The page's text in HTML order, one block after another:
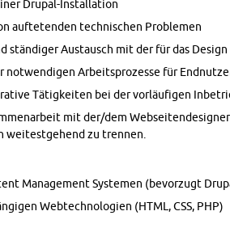
Dru­pal-In­stal­la­ti­on
auf­te­ten­den tech­ni­schen Pro­ble­men
stän­di­ger Aus­tausch mit der für das
not­wen­di­gen Ar­beits­pro­zes­se für
Tä­tig­kei­ten bei der vor­läu­fi­gen
mit der/dem
wei­test­ge­hend zu tren­nen.
Ma­nage­ment Sys­te­men (be­vor­zugt
Web­tech­no­lo­gi­en (HTML, CSS, PHP)